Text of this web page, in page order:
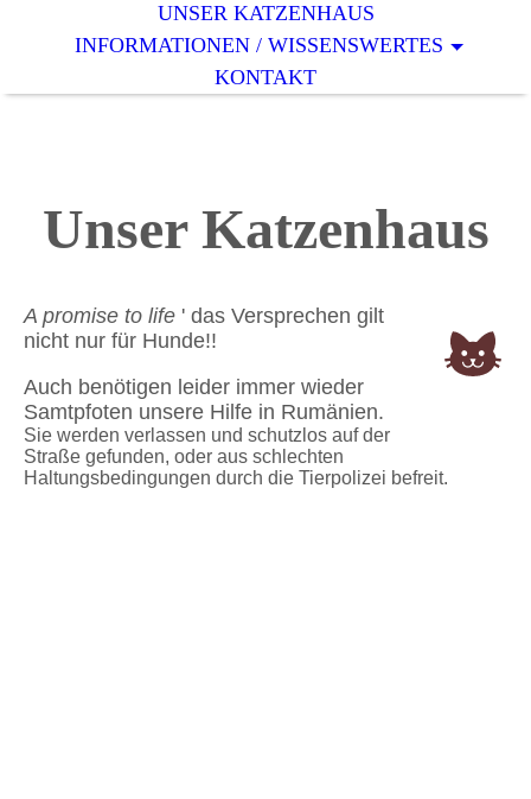
UNSER KATZENHAUS
INFORMATIONEN / WISSENSWERTES
KONTAKT
Unser Katzenhaus
A promise to life ' das Versprechen gilt
nicht nur für Hunde!!
Auch benötigen leider immer wieder
Samtpfoten unsere Hilfe in Rumänien.
Sie werden verlassen und schutzlos auf der
Straße gefunden, oder aus schlechten
Haltungsbedingungen durch die Tierpolizei befreit.